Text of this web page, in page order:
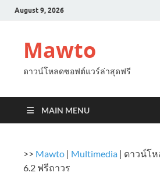
August 9, 2026
Mawto
ดาวน์โหลดซอฟต์แวร์ล่าสุดฟรี
MAIN MENU
>> Mawto | Multimedia | ดาวน์โห
6.2 ฟรีถาวร